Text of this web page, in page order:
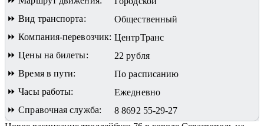
⏩ Вид транспорта:
Общественный
⏩ Компания-перевозчик: ЦентрТранс
⏩ Цены на билеты:
22 рубля
⏩ Время в пути:
По расписанию
⏩ Часы работы:
Ежедневно
⏩ Справочная служба:
8 8692 55-29-27